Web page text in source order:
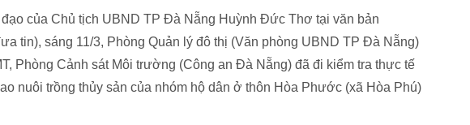
của Chủ tịch UBND TP Đà Nẵng Huỳnh Đức Thơ tại văn bản
tin), sáng 11/3, Phòng Quản lý đô thị (Văn phòng UBND TP Đà Nẵng)
Phòng Cảnh sát Môi trường (Công an Đà Nẵng) đã đi kiểm tra thực tế
nuôi trồng thủy sản của nhóm hộ dân ở thôn Hòa Phước (xã Hòa Phú)